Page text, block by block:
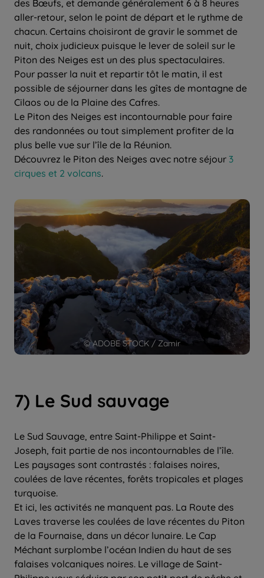
© ADOBE STOCK / Zamir
des Bœufs, et demande généralement 6 à 8 heures
aller-retour, selon le point de départ et le rythme de
chacun. Certains choisiront de gravir le sommet de
nuit, choix judicieux puisque le lever de soleil sur le
Piton des Neiges est un des plus spectaculaires.
Pour passer la nuit et repartir tôt le matin, il est
possible de séjourner dans les gîtes de montagne de
Cilaos ou de la Plaine des Cafres.
Le Piton des Neiges est incontournable pour faire
des randonnées ou tout simplement profiter de la
plus belle vue sur l’île de la Réunion.
Découvrez le Piton des Neiges avec notre séjour 3
cirques et 2 volcans.
7) Le Sud sauvage
Le Sud Sauvage, entre Saint-Philippe et Saint-
Joseph, fait partie de nos incontournables de l’île.
Les paysages sont contrastés : falaises noires,
coulées de lave récentes, forêts tropicales et plages
turquoise.
Et ici, les activités ne manquent pas. La Route des
Laves traverse les coulées de lave récentes du Piton
de la Fournaise, dans un décor lunaire. Le Cap
Méchant surplombe l’océan Indien du haut de ses
falaises volcaniques noires. Le village de Saint-